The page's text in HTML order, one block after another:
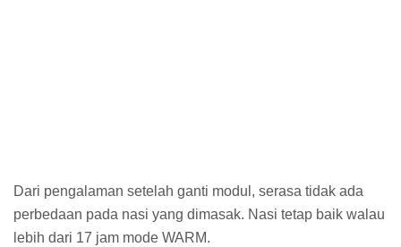
Dari pengalaman setelah ganti modul, serasa tidak ada
perbedaan pada nasi yang dimasak. Nasi tetap baik walau
lebih dari 17 jam mode WARM.